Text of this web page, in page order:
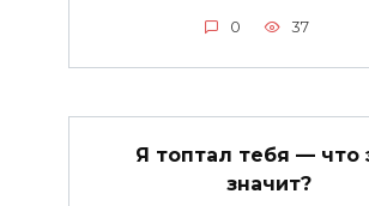
0 37
Я топтал тебя — что
значит?